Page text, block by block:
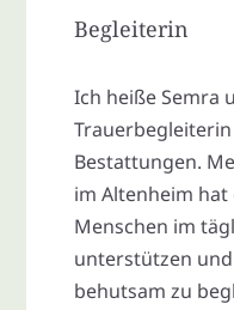
Begleiterin
Ich heiße Semra
Bestattungen.
im Altenheim
Menschen im
unterstützen
behutsam zu